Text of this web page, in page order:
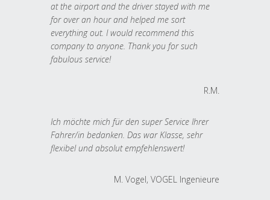
at the airport and the driver stayed with me
for over an hour and helped me sort
everything out. I would recommend this
company to anyone. Thank you for such
fabulous service!
R.M.
Ich möchte mich für den super Service Ihrer
Fahrer/in bedanken. Das war Klasse, sehr
flexibel und absolut empfehlenswert!
M. Vogel, VOGEL Ingenieure